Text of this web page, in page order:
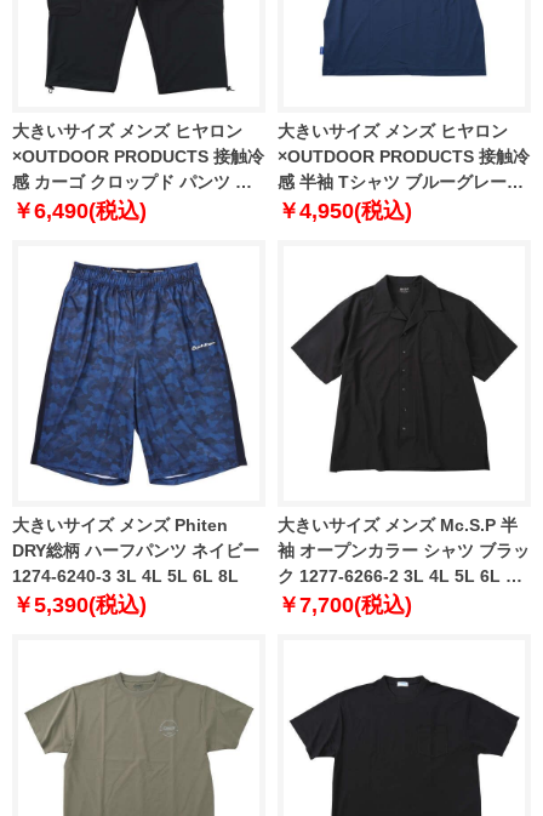
大きいサイズ メンズ ヒヤロン
×OUTDOOR PRODUCTS 接触冷
感 カーゴ クロップド パンツ ブ
ラック 1274-6270-2 3L 4L 5L
￥6,490(税込)
大きいサイズ メンズ ヒヤロン
×OUTDOOR PRODUCTS 接触冷
感 半袖 Tシャツ ブルーグレー
1278-6517-2 3L 4L 5L 6L 7L 8L
￥4,950(税込)
大きいサイズ メンズ Phiten
DRY総柄 ハーフパンツ ネイビー
1274-6240-3 3L 4L 5L 6L 8L
￥5,390(税込)
大きいサイズ メンズ Mc.S.P 半
袖 オープンカラー シャツ ブラッ
ク 1277-6266-2 3L 4L 5L 6L 7L
8L
￥7,700(税込)